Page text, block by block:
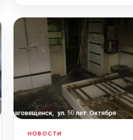
НОВОСТИ